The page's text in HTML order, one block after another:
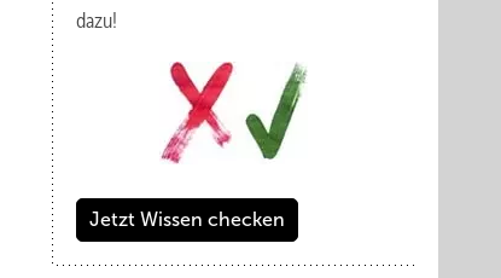
dazu!
Jetzt Wissen checken